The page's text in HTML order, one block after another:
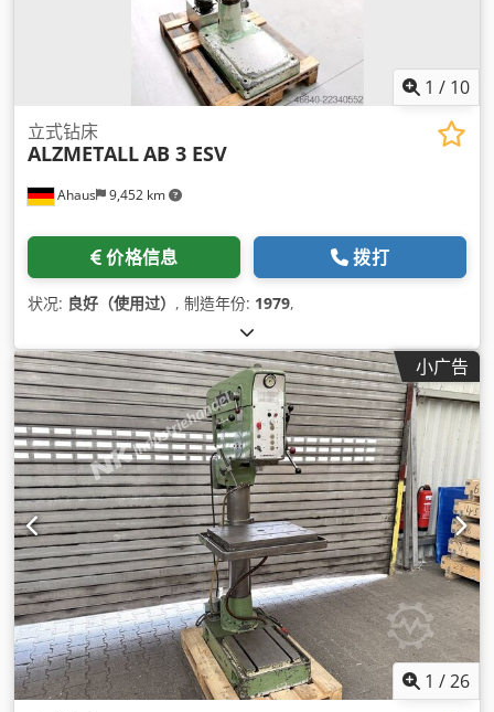
1 / 10
Ahaus 9,452 km
立式钻床
ALZMETALLAB 3 ESV
价格信息 拨打
状况: 良好（使用过） , 制造年份: 1979,
小广告
1 /26